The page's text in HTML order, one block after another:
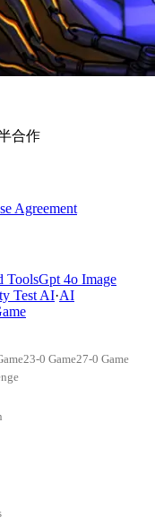
合作
Agreement
ToolsGpt 4o Image
Test AI·AI
23-0 Game27-0 Game